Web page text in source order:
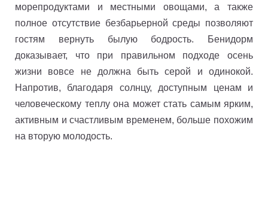
морепродуктами и местными овощами, а также
полное отсутствие безбарьерной среды позволяют
гостям вернуть былую бодрость. Бенидорм
доказывает, что при правильном подходе осень
жизни вовсе не должна быть серой и одинокой.
Напротив, благодаря солнцу, доступным ценам и
человеческому теплу она может стать самым ярким,
активным и счастливым временем, больше похожим
на вторую молодость.